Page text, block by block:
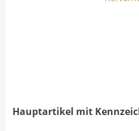
Hauptartikel mit